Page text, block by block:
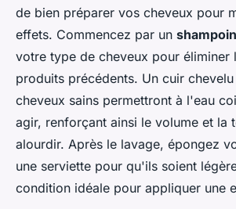
de bien préparer vos cheveux pour
effets. Commencez par un
votre type de cheveux pour éliminer
produits précédents. Un cuir
cheveux sains permettront à l'eau
agir, renforçant ainsi le volume et la
alourdir. Après le lavage, épongez
une serviette pour qu'ils soient
condition idéale pour appliquer une